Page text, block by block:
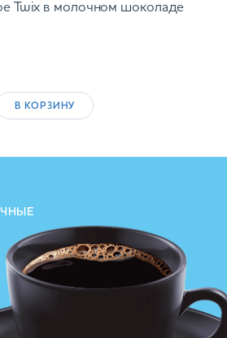
Twix в молочном шоколаде
В КОРЗИНУ